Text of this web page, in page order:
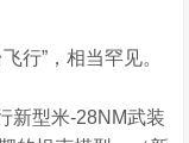
”，相当罕见。
型米-28NM武装